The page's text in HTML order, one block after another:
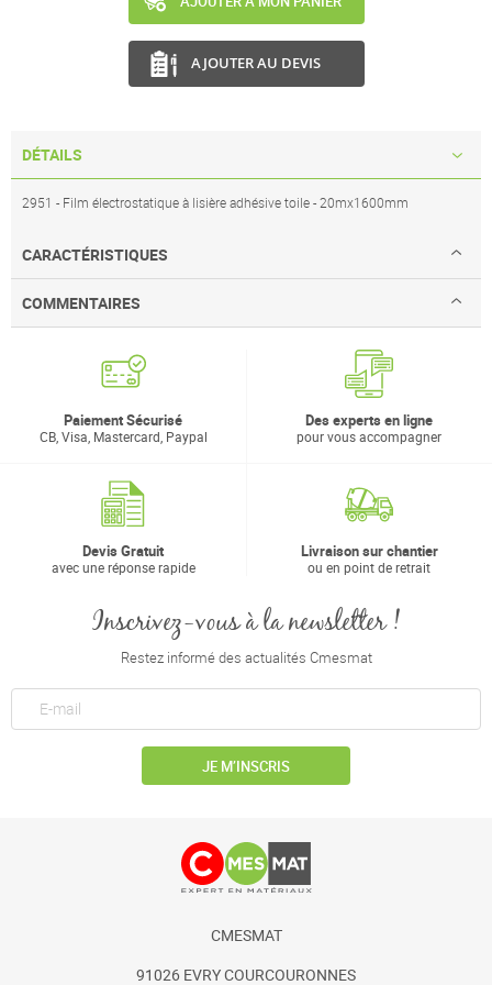
AJOUTER AU DEVIS
DÉTAILS
2951 - Film électrostatique à lisière adhésive toile - 20mx1600mm
CARACTÉRISTIQUES
COMMENTAIRES
Paiement Sécurisé
CB, Visa, Mastercard, Paypal
Des experts en ligne
pour vous accompagner
Devis Gratuit
avec une réponse rapide
Livraison sur chantier
ou en point de retrait
Inscrivez-vous à la newsletter !
Restez informé des actualités Cmesmat
JE M’INSCRIS
CMESMAT
91026 EVRY COURCOURONNES